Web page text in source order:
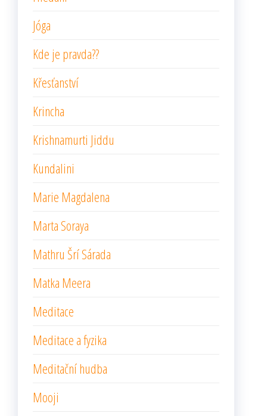
Jóga
Kde je pravda??
Křesťanství
Krincha
Krishnamurti Jiddu
Kundalini
Marie Magdalena
Marta Soraya
Mathru Šrí Sárada
Matka Meera
Meditace
Meditace a fyzika
Meditační hudba
Mooji